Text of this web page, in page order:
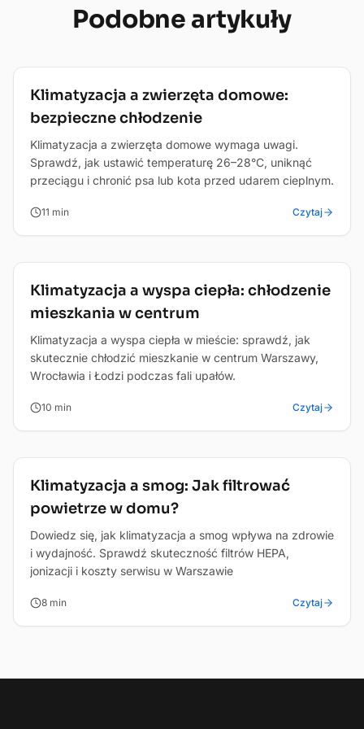
Podobne artykuły
Zdrowie
Klimatyzacja a zwierzęta domowe:
bezpieczne chłodzenie
Klimatyzacja a zwierzęta domowe wymaga uwagi.
Sprawdź, jak ustawić temperaturę 26–28°C, uniknąć
przeciągu i chronić psa lub kota przed udarem cieplnym.
11 min Czytaj
Zdrowie
Klimatyzacja a wyspa ciepła: chłodzenie
mieszkania w centrum
Klimatyzacja a wyspa ciepła w mieście: sprawdź, jak
skutecznie chłodzić mieszkanie w centrum Warszawy,
Wrocławia i Łodzi podczas fali upałów.
10 min Czytaj
Zdrowie
Klimatyzacja a smog: Jak filtrować
powietrze w domu?
Dowiedz się, jak klimatyzacja a smog wpływa na zdrowie
i wydajność. Sprawdź skuteczność filtrów HEPA,
jonizacji i koszty serwisu w Warszawie
8 min Czytaj